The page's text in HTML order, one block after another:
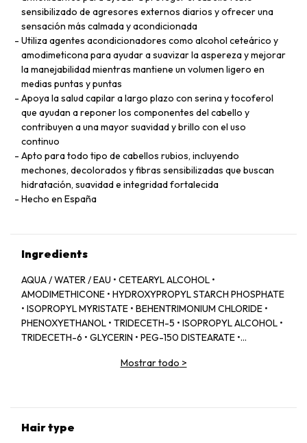
sensibilizado de agresores externos diarios y ofrecer una
sensación más calmada y acondicionada
Utiliza agentes acondicionadores como alcohol ceteárico y
amodimeticona para ayudar a suavizar la aspereza y mejorar
la manejabilidad mientras mantiene un volumen ligero en
medias puntas y puntas
Apoya la salud capilar a largo plazo con serina y tocoferol
que ayudan a reponer los componentes del cabello y
contribuyen a una mayor suavidad y brillo con el uso
continuo
Apto para todo tipo de cabellos rubios, incluyendo
mechones, decolorados y fibras sensibilizadas que buscan
hidratación, suavidad e integridad fortalecida
Hecho en España
Ingredients
AQUA / WATER / EAU • CETEARYL ALCOHOL •
AMODIMETHICONE • HYDROXYPROPYL STARCH PHOSPHATE
• ISOPROPYL MYRISTATE • BEHENTRIMONIUM CHLORIDE •
PHENOXYETHANOL • TRIDECETH-5 • ISOPROPYL ALCOHOL •
TRIDECETH-6 • GLYCERIN • PEG-150 DISTEARATE •
CETRIMONIUM CHLORIDE • CITRIC ACID • SODIUM
EXTRACT / MALLOW FLOWER EXTRACT • SODIUM BENZOATE
Mostrar todo >
Hair type